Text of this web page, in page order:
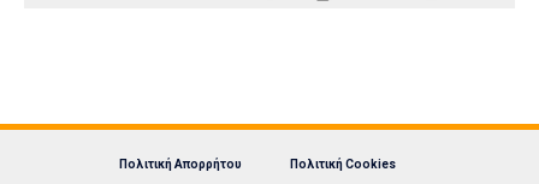
Πολιτική Απορρήτου Πολιτική Cookies